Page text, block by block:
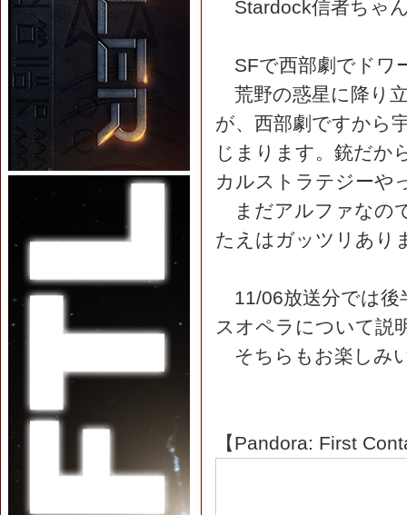
Stardock信者ちゃ
SFで西部劇でドワ
荒野の惑星に降り
が、西部劇ですから
じまります。銃だか
カルストラテジーや
まだアルファなの
たえはガッツリあり
11/06放送分では後
スオペラについて説
そちらもお楽しみ
【Pandora: First